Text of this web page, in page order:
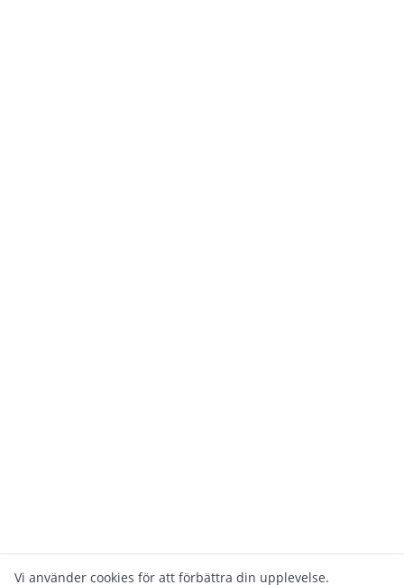
Vi använder cookies för att förbättra din upplevelse.